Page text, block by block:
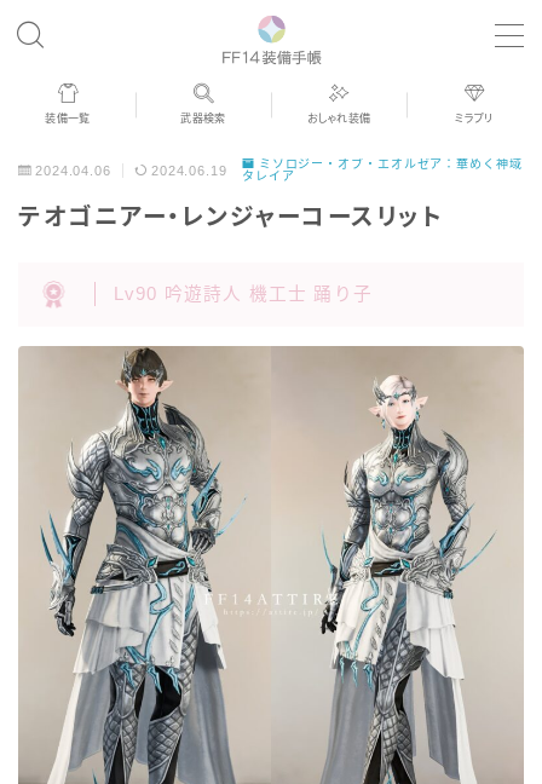
MENU
歴代ジョブAF
男女別デザイン
アネモス（染色可能紅蓮AF）
バイザー
ゴーグル
目隠し
口隠し
マスク
フルフェイス
装備一覧 武器検索 おしゃれ装備 ミラプリ
2024.04.06 2024.06.19
ミソロジー・オブ・エオルゼア：華めく神域
タレイア
テオゴニアー・レンジャーコースリット
Lv90 吟遊詩人 機工士 踊り子